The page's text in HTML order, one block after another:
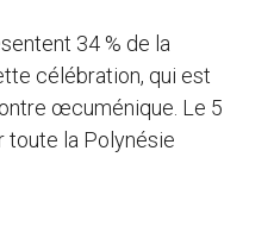
34 % de la
célébration, qui est
œcuménique. Le 5
toute la Polynésie